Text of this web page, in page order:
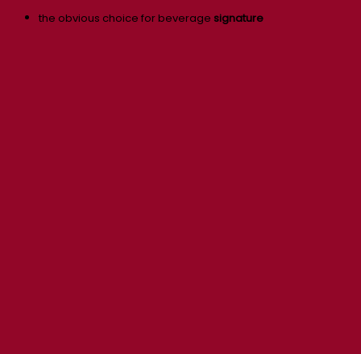
the obvious choice for beverage signature